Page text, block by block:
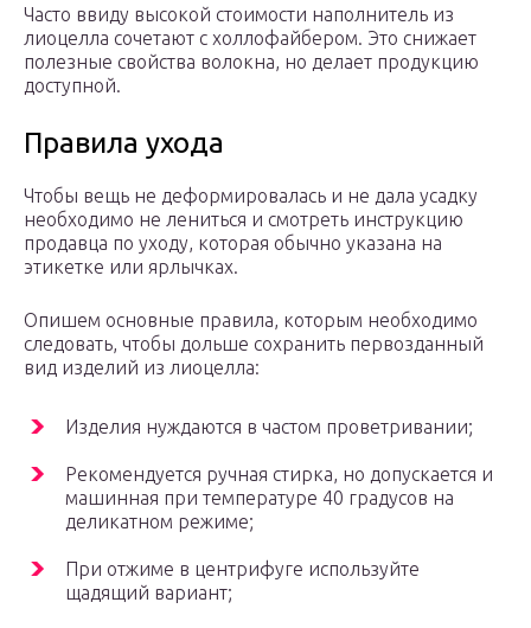
Часто ввиду высокой стоимости наполнитель из
лиоцелла сочетают с холлофайбером. Это снижает
полезные свойства волокна, но делает продукцию
доступной.
Правила ухода
Чтобы вещь не деформировалась и не дала усадку
необходимо не лениться и смотреть инструкцию
продавца по уходу, которая обычно указана на
этикетке или ярлычках.
Опишем основные правила, которым необходимо
следовать, чтобы дольше сохранить первозданный
вид изделий из лиоцелла:
Изделия нуждаются в частом проветривании;
Рекомендуется ручная стирка, но допускается и
машинная при температуре 40 градусов на
деликатном режиме;
При отжиме в центрифуге используйте
щадящий вариант;